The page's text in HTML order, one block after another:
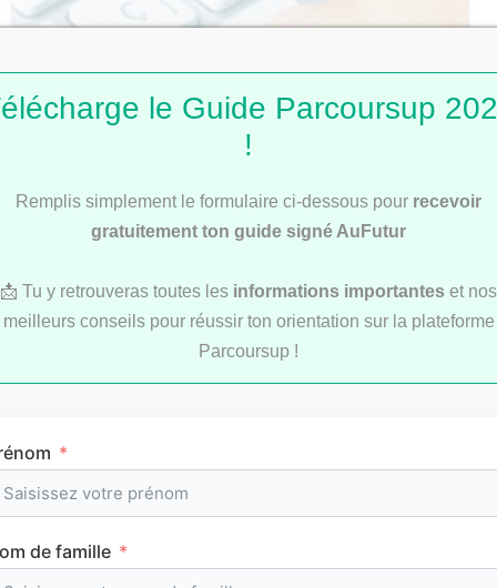
de motivation
Les articles les
le Guide Parcoursup
!
Remplis simplement le formulaire ci-dessous pour recevoir
gratuitement ton guide signé AuFutur
📩 Tu y retrouveras toutes les informations importantes et nos
meilleurs conseils pour réussir ton orientation sur la plateforme
Parcoursup !
de famille